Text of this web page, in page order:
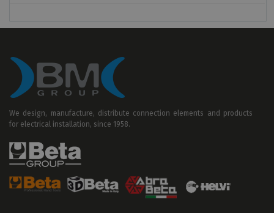
We design, manufacture, distribute connection elements and products
for electrical installation, since 1958.